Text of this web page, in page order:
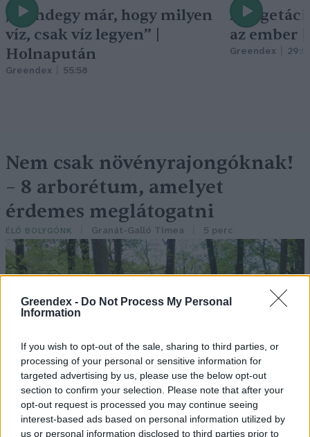
Greendex - Do Not Process My Personal
Information
If you wish to opt-out of the sale, sharing to third parties, or
processing of your personal or sensitive information for
targeted advertising by us, please use the below opt-out
section to confirm your selection. Please note that after your
opt-out request is processed you may continue seeing
interest-based ads based on personal information utilized by
us or personal information disclosed to third parties prior to
„Mindegy már, hogy milyen
víz, csak víz legyen” |
Holnapután
Greendex 55:58
A
az ember
Greendex
Nem csak növényrajongóknak!
– 8 arborétum, amelyet
érdemes meglátogatni
ÉLŐ BOLYGÓNK Granát-Galló Tímea 5 perc